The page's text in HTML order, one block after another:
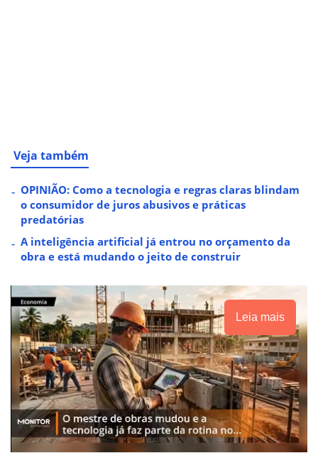
Veja também
OPINIÃO: Como a tecnologia e regras claras blindam
o consumidor de juros abusivos e práticas
predatórias
A inteligência artificial já entrou no orçamento da
obra e está mudando o jeito de construir
Leia mais